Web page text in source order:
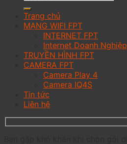
Trang chủ
MẠNG WIFI FPT
INTERNET FPT
Internet Doanh Nghiệp
TRUYỀN HÌNH FPT
CAMERA FPT
Camera Play 4
Camera IQ4S
Tin tức
Liên hệ